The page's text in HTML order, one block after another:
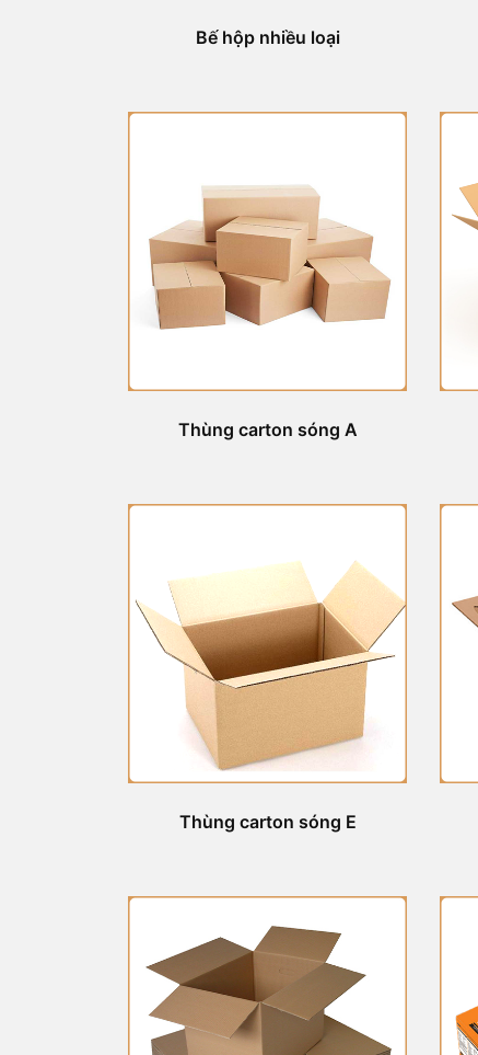
Bế hộp nhiều loại
Thùng carton sóng A
Thùng carton sóng E